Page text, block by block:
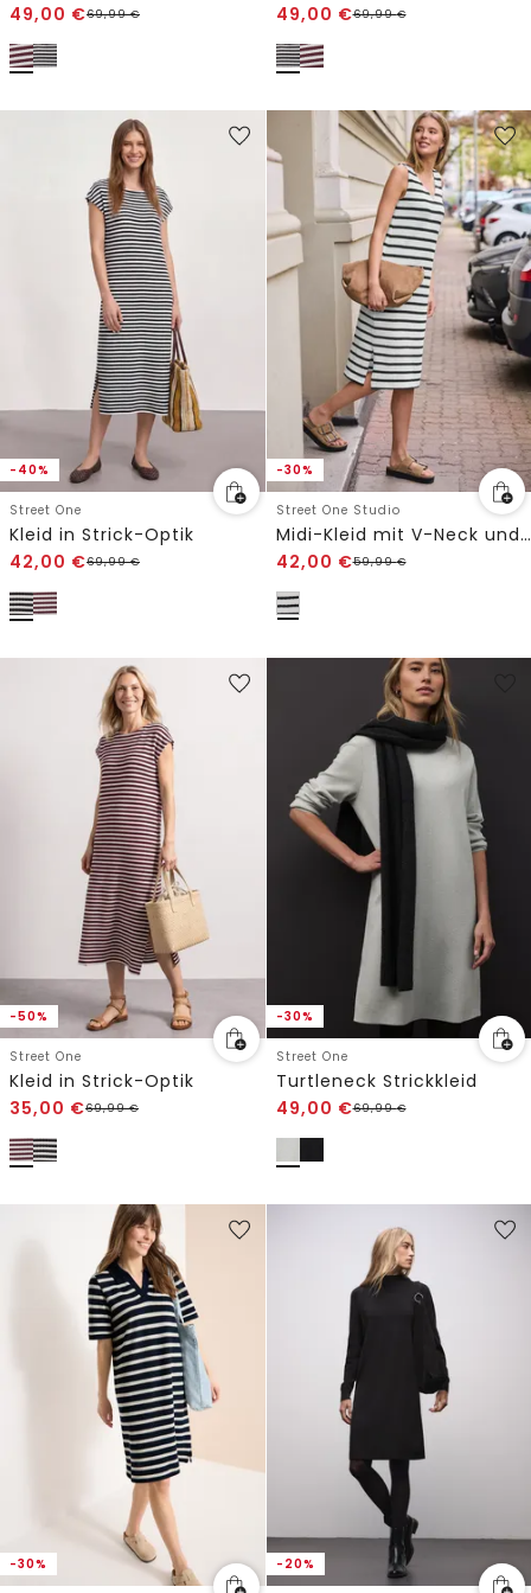
49,00 €69,99€
49,00 €69,99€
-40%
Street One
Kleid in Strick-Optik
42,00 €69,99€
-30%
Street One Studio
Midi-Kleid mit V-Neck und Streifen
42,00 €59,99€
-50%
Street One
Kleid in Strick-Optik
35,00 €69,99€
-30%
Street One
Turtleneck Strickkleid
49,00 €69,99€
-30% -20%